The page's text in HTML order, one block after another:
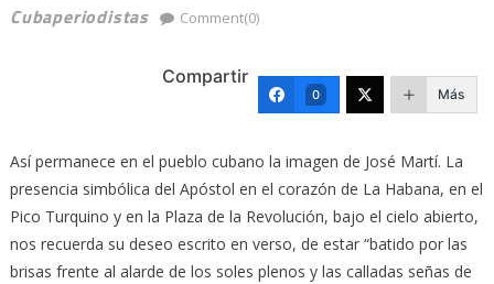
Cubaperiodistas
Comment(0)
Compartir
0 Más
Así permanece en el pueblo cubano la imagen de José Martí. La
presencia simbólica del Apóstol en el corazón de La Habana, en el
Pico Turquino y en la Plaza de la Revolución, bajo el cielo abierto,
nos recuerda su deseo escrito en verso, de estar “batido por las
brisas frente al alarde de los soles plenos y las calladas señas de